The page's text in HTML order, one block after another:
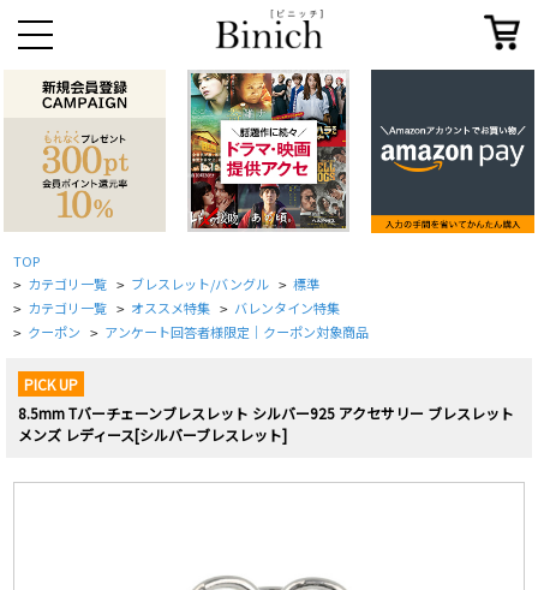
TOP
> カテゴリ一覧 > ブレスレット/バングル > 標準
> カテゴリ一覧 > オススメ特集 > バレンタイン特集
> クーポン > アンケート回答者様限定｜クーポン対象商品
PICK UP
8.5mm Tバーチェーンブレスレット シルバー925 アクセサリー ブレスレット
メンズ レディース[シルバーブレスレット]